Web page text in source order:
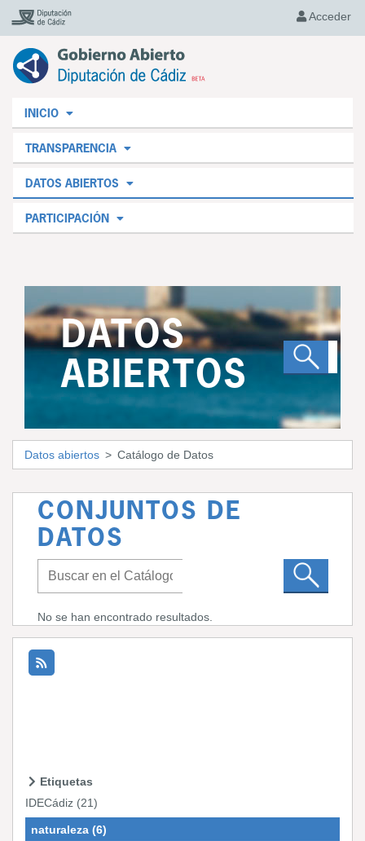
Acceder
INICIO
TRANSPARENCIA
DATOS ABIERTOS
PARTICIPACIÓN
DATOS
ABIERTOS
Datos abiertos Catálogo de Datos
CONJUNTOS DE
DATOS
No se han encontrado resultados.
Etiquetas
IDECádiz (21)
naturaleza (6)